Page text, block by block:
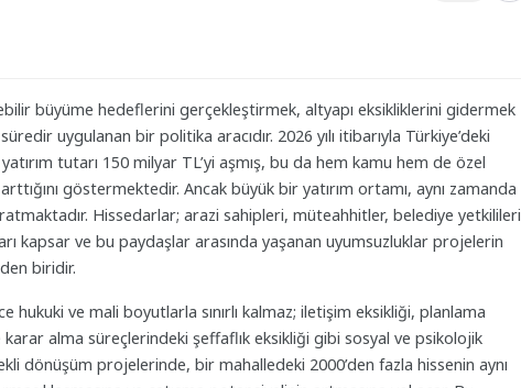
büyüme hedeflerini gerçekleştirmek, altyapı eksikliklerini gidermek
uygulanan bir politika aracıdır. 2026 yılı itibarıyla Türkiye’deki
tutarı 150 milyar TL’yi aşmış, bu da hem kamu hem de özel
göstermektedir. Ancak büyük bir yatırım ortamı, aynı zamanda
Hissedarlar; arazi sahipleri, müteahhitler, belediye yetkilileri
kapsar ve bu paydaşlar arasında yaşanan uyumsuzluklar projelerin
biridir.
hukuki ve mali boyutlarla sınırlı kalmaz; iletişim eksikliği, planlama
karar alma süreçlerindeki şeffaflık eksikliği gibi sosyal ve psikolojik
dönüşüm projelerinde, bir mahalledeki 2000’den fazla hissenin aynı